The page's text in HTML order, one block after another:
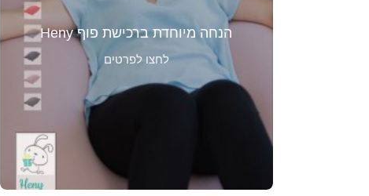
הנחה מיוחדת ברכישת פוף Heny
לחצו לפרטים
פופים וכריות באיכות גבוהה, מילוי גרגירים קלקר
מקוריים, בעל שתיי שכבות בד, ניתן להוריד את
הכיסוי העליון ע"י פתיחת הרוכסן. באתר ניתן
למצוא מגוון פריטים; פופים, כריות, כריות הנקה,
אוניברסיטות ועוד.
יש במעמד הסל להזין קופון: sharoni15
מעבר לאתר: קופון sharoni15